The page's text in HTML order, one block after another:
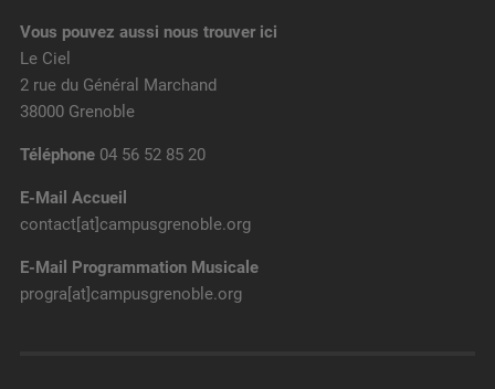
Vous pouvez aussi nous trouver ici
Le Ciel
2 rue du Général Marchand
38000 Grenoble
Téléphone04 56 52 85 20
E-Mail Accueil
contact[at]campusgrenoble.org
E-Mail Programmation Musicale
progra[at]campusgrenoble.org